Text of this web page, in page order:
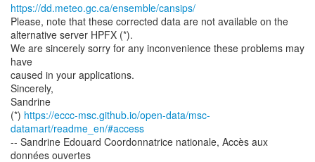
https://dd.meteo.gc.ca/ensemble/cansips/
Please, note that these corrected data are not available on the
alternative server HPFX (*).
We are sincerely sorry for any inconvenience these problems may
have
caused in your applications.
Sincerely,
Sandrine
(*) https://eccc-msc.github.io/open-data/msc-
datamart/readme_en/#access
-- Sandrine Edouard Coordonnatrice nationale, Accès aux
données ouvertes